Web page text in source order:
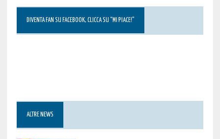
DIVENTA FAN SU FACEBOOK, CLICCA SU “MI PIACE!”
ALTRE NEWS